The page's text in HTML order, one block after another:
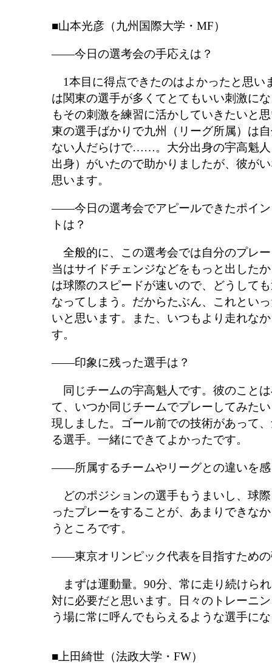
■山本光彦（九州国際大学・MF）
――今日の選考会の手応えは？
1本目に得点できたのはよかったと思い
は関東の選手が多くてとてもいい刺激に
もその刺激を練習に活かしていきたいと
東の選手ばかりで九州（リーグ所属）は
ない人だらけで……。大分出身の宇高魁
出身）がいたので助かりましたが、彼が
思います。
――今日の選考会でアピールできたポイ
トは？
全般的に、この選考会では自分のプレ
当はサイドチェンジなどをもっと出した
は球際のスピードが速いので、どうして
なってしまう。だからたぶん、これとい
いと思います。また、いつもより走れな
す。
――印象に残った選手は？
同じチームの宇高魁人です。彼のこと
て、いつか同じチームでプレーしてみた
現しました。ゴール前での技術があって
る選手。一緒にできてよかったです。
――所属するチームやリーグとの違いを感
どのポジションの選手もうまいし、球
ったプレーをすることが、あまりできな
うところです。
――東京オリンピック代表を目指すための
まずは運動量。90分、常に走り続けら
対に必要だと思います。日々のトレーニ
う場に常に呼んでもらえるような選手に
■上田綺世（法政大学・FW）